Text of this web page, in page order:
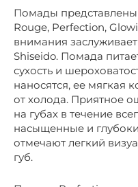
Помады представлены
Rouge, Perfection,
внимания
Shiseido. Помада
сухость и
наносятся, ее мягкая
от холода. Приятное
на губах в течение
насыщенные и
отмечают легкий
губ.